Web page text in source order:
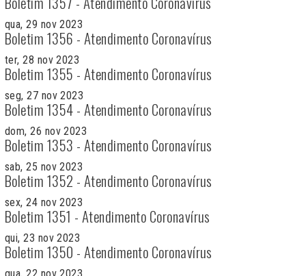
qua, 29 nov 2023
Boletim 1356 - Atendimento Coronavírus
ter, 28 nov 2023
Boletim 1355 - Atendimento Coronavírus
seg, 27 nov 2023
Boletim 1354 - Atendimento Coronavírus
dom, 26 nov 2023
Boletim 1353 - Atendimento Coronavírus
sab, 25 nov 2023
Boletim 1352 - Atendimento Coronavírus
sex, 24 nov 2023
Boletim 1351 - Atendimento Coronavírus
qui, 23 nov 2023
Boletim 1350 - Atendimento Coronavírus